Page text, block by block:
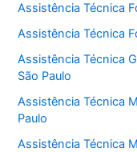
Assistência Técnica
Assistência Técnica
Assistência Técnica
São Paulo
Assistência Técnica
Paulo
Assistência Técnica